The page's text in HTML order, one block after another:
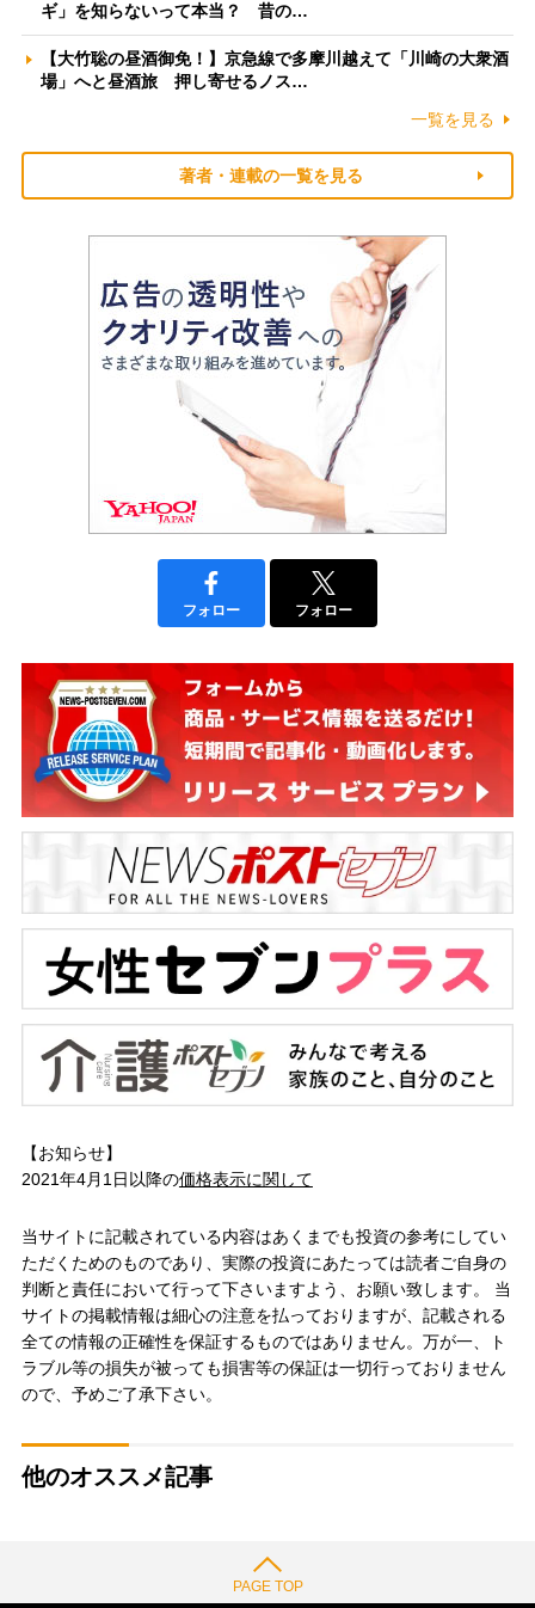
ギ」を知らないって本当？ 昔の…
【大竹聡の昼酒御免！】京急線で多摩川越えて「川崎の大衆酒
場」へと昼酒旅 押し寄せるノス…
一覧を見る
著者・連載の一覧を見る
フォロー フォロー
【お知らせ】
2021年4月1日以降の価格表示に関して
当サイトに記載されている内容はあくまでも投資の参考にしてい
ただくためのものであり、実際の投資にあたっては読者ご自身の
判断と責任において行って下さいますよう、お願い致します。 当
サイトの掲載情報は細心の注意を払っておりますが、記載される
全ての情報の正確性を保証するものではありません。万が一、ト
ラブル等の損失が被っても損害等の保証は一切行っておりません
ので、予めご了承下さい。
他のオススメ記事
PAGE TOP